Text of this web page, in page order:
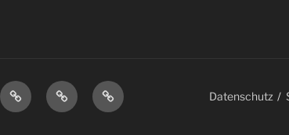
ENGINEERING
PRODUKTION
SERVICE Datenschutz